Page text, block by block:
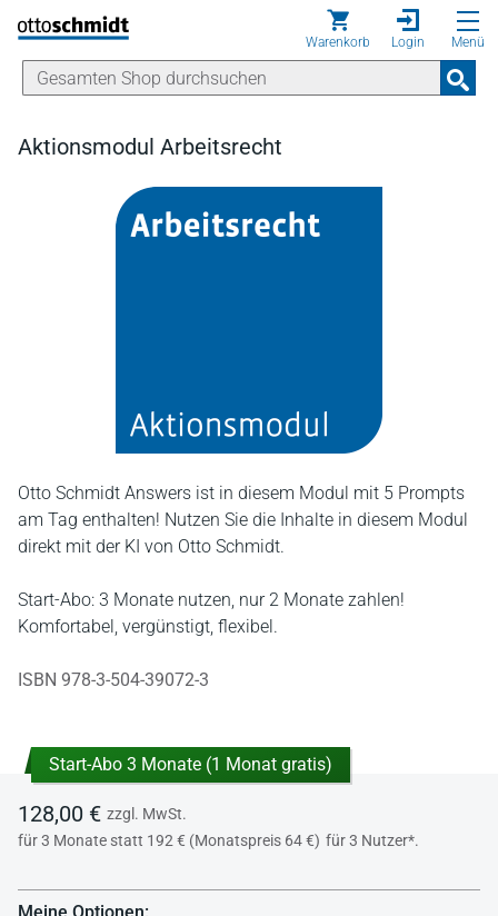
Direkt zum Inhalt
Warenkorb Login Menü
Aktionsmodul Arbeitsrecht
Otto Schmidt Answers ist in diesem Modul mit 5 Prompts
am Tag enthalten! Nutzen Sie die Inhalte in diesem Modul
direkt mit der KI von Otto Schmidt.
Start-Abo: 3 Monate nutzen, nur 2 Monate zahlen!
Komfortabel, vergünstigt, flexibel.
ISBN 978-3-504-39072-3
Start-Abo 3 Monate (1 Monat gratis)
128,00 € zzgl. MwSt.
für 3 Monate statt 192 € (Monatspreis 64 €) für 3 Nutzer*.